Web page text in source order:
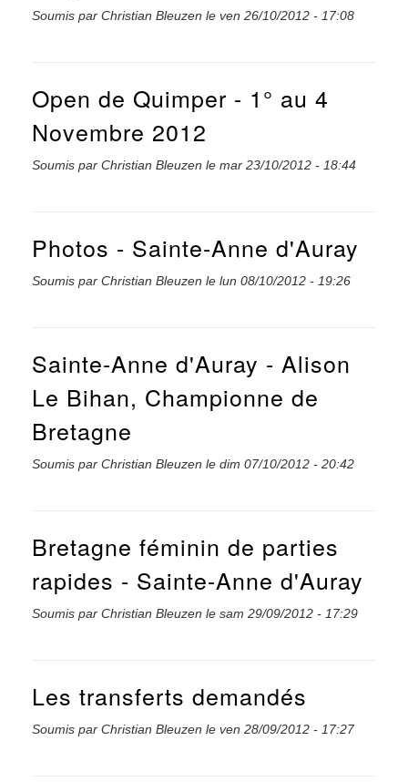
Soumis par Christian Bleuzen le ven 26/10/2012 - 17:08
Open de Quimper - 1° au 4
Novembre 2012
Soumis par Christian Bleuzen le mar 23/10/2012 - 18:44
Photos - Sainte-Anne d'Auray
Soumis par Christian Bleuzen le lun 08/10/2012 - 19:26
Sainte-Anne d'Auray - Alison
Le Bihan, Championne de
Bretagne
Soumis par Christian Bleuzen le dim 07/10/2012 - 20:42
Bretagne féminin de parties
rapides - Sainte-Anne d'Auray
Soumis par Christian Bleuzen le sam 29/09/2012 - 17:29
Les transferts demandés
Soumis par Christian Bleuzen le ven 28/09/2012 - 17:27